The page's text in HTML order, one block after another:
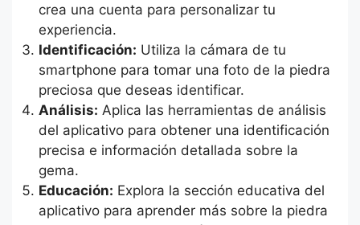
crea una cuenta para personalizar tu
experiencia.
Identificación: Utiliza la cámara de tu
smartphone para tomar una foto de la piedra
preciosa que deseas identificar.
Análisis: Aplica las herramientas de análisis
del aplicativo para obtener una identificación
precisa e información detallada sobre la
gema.
Educación: Explora la sección educativa del
aplicativo para aprender más sobre la piedra